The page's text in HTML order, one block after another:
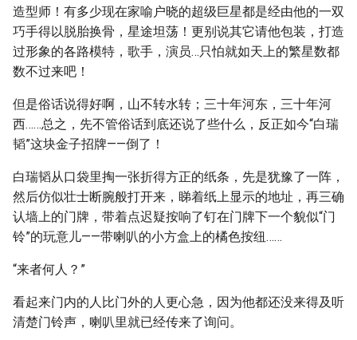
造型师！有多少现在家喻户晓的超级巨星都是经由他的一双
巧手得以脱胎换骨，星途坦荡！更别说其它请他包装，打造
过形象的各路模特，歌手，演员…只怕就如天上的繁星数都
数不过来吧！
但是俗话说得好啊，山不转水转；三十年河东，三十年河
西……总之，先不管俗话到底还说了些什么，反正如今“白瑞
韬”这块金子招牌——倒了！
白瑞韬从口袋里掏一张折得方正的纸条，先是犹豫了一阵，
然后仿似壮士断腕般打开来，睇着纸上显示的地址，再三确
认墙上的门牌，带着点迟疑按响了钉在门牌下一个貌似“门
铃”的玩意儿——带喇叭的小方盒上的橘色按纽……
“来者何人？”
看起来门内的人比门外的人更心急，因为他都还没来得及听
清楚门铃声，喇叭里就已经传来了询问。